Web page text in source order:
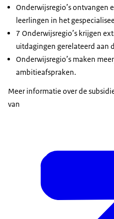
Onderwijsregio’s ontvangen
leerlingen in het
7 Onderwijsregio’s krijgen
uitdagingen gerelateerd aan
Onderwijsregio’s maken
ambitieafspraken.
Meer informatie over de
van